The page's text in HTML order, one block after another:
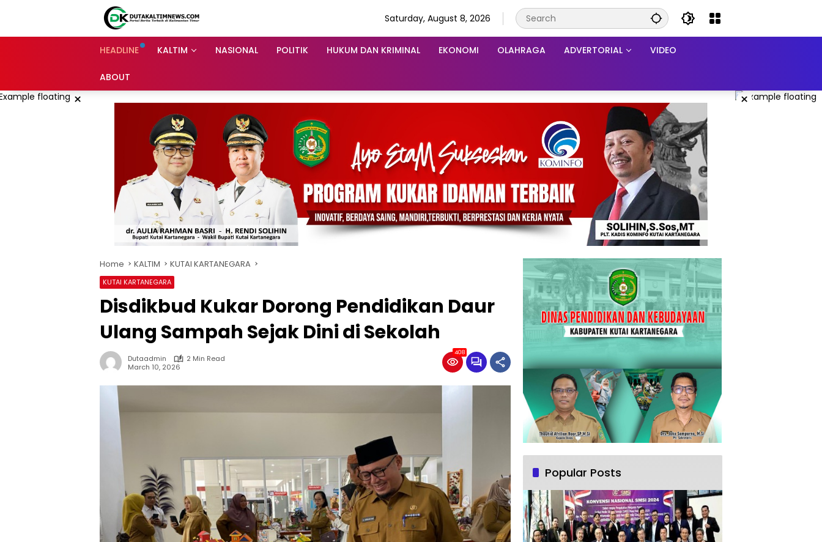
Saturday, August 8, 2026
HEADLINE KALTIM NASIONAL POLITIK HUKUM DAN KRIMINAL EKONOMI OLAHRAGA ADVERTORIAL VIDEO
ABOUT
× ×
Home KALTIM KUTAI KARTANEGARA
KUTAI KARTANEGARA
Disdikbud Kukar Dorong Pendidikan Daur
Ulang Sampah Sejak Dini di Sekolah
Dutaadmin
2 Min Read
March 10, 2026
408
Popular Posts